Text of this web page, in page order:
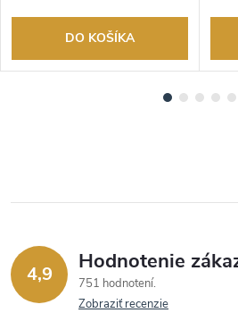
DO KOŠÍKA
4,9 Hodnotenie
751 hodnotení
Zobraziť recenzie